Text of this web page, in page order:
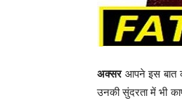
अक्सरआपने इस बात
उनकी सुंदरता में भी